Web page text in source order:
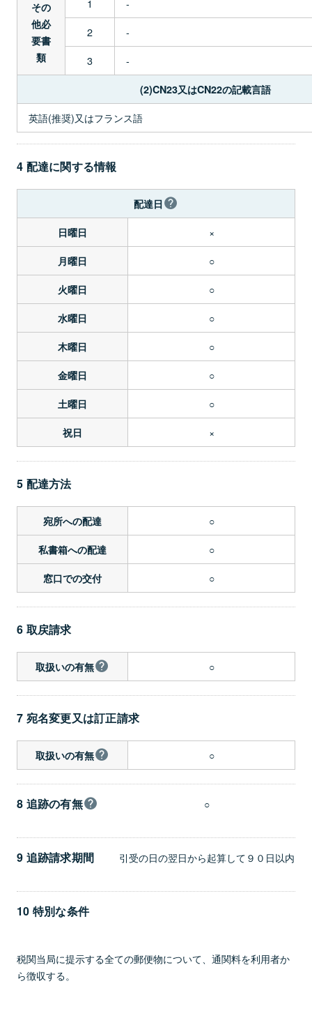
その
他必
要書
類
1
-
2
-
3
-
(2)CN23又はCN22の記載言語
英語(推奨)又はフランス語
4 配達に関する情報
配達日
日曜日 ×
月曜日 ○
火曜日 ○
水曜日 ○
木曜日 ○
金曜日 ○
土曜日 ○
祝日 ×
5 配達方法
宛所への配達 ○
私書箱への配達 ○
窓口での交付 ○
6 取戻請求
取扱いの有無 ○
7 宛名変更又は訂正請求
取扱いの有無 ○
8 追跡の有無 ○
9 追跡請求期間 引受の日の翌日から起算して９０日以内
10 特別な条件
税関当局に提示する全ての郵便物について、通関料を利用者か
ら徴収する。